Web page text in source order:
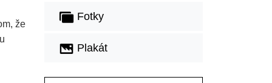
že
Fotky
Plakát